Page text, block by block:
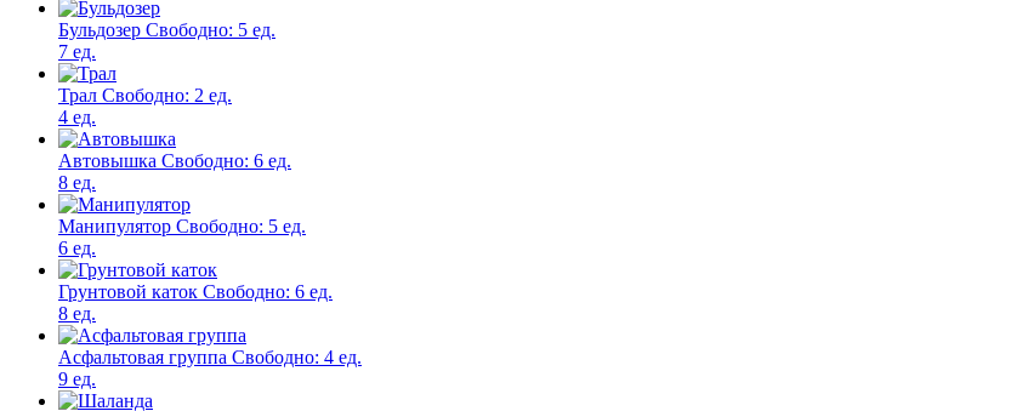
Бульдозер Свободно: 5 ед.
7 ед.
Трал Свободно: 2 ед.
4 ед.
Автовышка Свободно: 6 ед.
8 ед.
Манипулятор Свободно: 5 ед.
6 ед.
Грунтовой каток Свободно: 6 ед.
8 ед.
Асфальтовая группа Свободно: 4 ед.
9 ед.